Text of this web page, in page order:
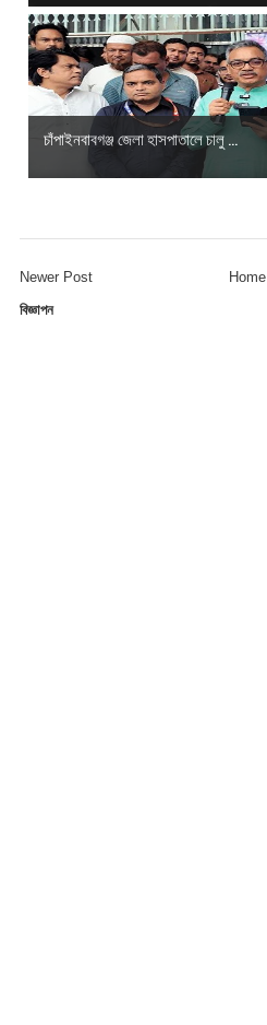
চাঁপাইনবাবগঞ্জ জেলা হাসপাতালে চালু ...
Newer Post
Home
বিজ্ঞাপন